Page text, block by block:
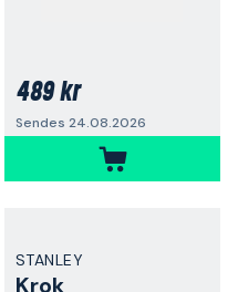
489 kr
Sendes 24.08.2026
STANLEY
Krok